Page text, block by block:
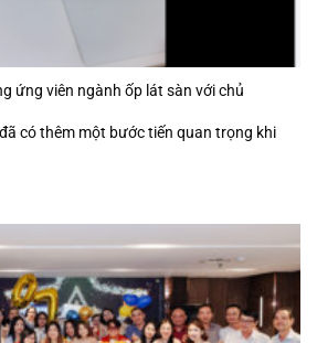
ứng viên ngành ốp lát sàn với chủ
có thêm một bước tiến quan trọng khi